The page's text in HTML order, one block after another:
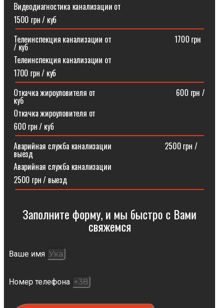
Видеодиагностика канализации от
1500 грн / куб
Телеинспекция канализации от⠀⠀⠀⠀⠀⠀⠀⠀⠀⠀⠀1700 грн
/ куб
Телеинспекция канализации от
1700 грн / куб
Откачка жироуловителя от⠀⠀⠀⠀⠀⠀⠀⠀⠀⠀⠀⠀⠀⠀600 грн /
куб
Откачка жироуловителя от
600 грн / куб
Аварийная служба канализации ⠀⠀⠀⠀⠀⠀⠀⠀⠀2500 грн /
выезд
Аварийная служба канализации
2500 грн / выезд
Заполните форму, и мы быстро с Вами
свяжемся​
Ваше имя
Номер телефона